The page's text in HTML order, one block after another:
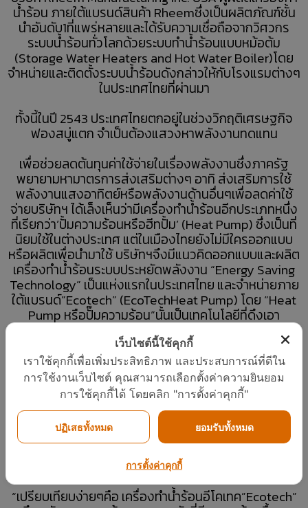
พฤษภาคม
2017
ทีมงานวารสารรักษ์พลังงาน
กระทรวงพลังงาน สัมภาษณ์ผู้
บริหาร J-7 ENGINEERING
23
พบนวัตกรรมประหยัด
SUSTAINABLE ENERGY
WEEK 2017
น้ำร้อน ภายใต้แบรนด์สินค้า Rheemซึ่งเป็นผลิตภัณฑ์ชั้น
นำอันดับ1ที่แพร่หลายและได้รับความเชื่อถือจากวิศวกร
ระบบน้ำร้อนทั่วโลกด้วยระบบทำน้ำร้อนแบบหม้อต้ม
(Storage Water Heaters and Hot Water Boiler)โดย
จำหน่ายและติดตั้งระบบน้ำร้อนดังกล่าวให้กับโรงแรมต่างๆ
ในประเทศไทยที่ผ่านมา
ทั้งนี้ในปี 2543 ประเทศไทยตกอยู่ในช่วงวิกฤติเศรษฐกิจ
ฟองสบู่แตก จำเป็นต้องแสวงหาพลังงานทดแทน
เพื่อช่วยลดต้นทุนค่าใช้จ่ายในเรื่องพลังงานซึ่งภาครัฐ
พยายามหามาตรการส่งเสริมต่างๆ อาทิ ส่งเสริมการใช้
พลังงานแสงอาทิตย์หรือพลังงานด้านอื่นๆเพื่อลดค่าใช้
จ่ายบริษัทฯ ได้เล็งเห็นว่ามีเครื่องทำน้ำร้อนอีกประเภทหนึ่ง
ที่เรียกว่า’ปั้มความร้อนหรือฮีทปั้ม’ (Heat Pump) ซึ่งเป็นที่
นิยมใช้ในต่างประเทศ แต่ในเมืองไทยยังไม่มีใครออกแบบ
หรือผลิตเพื่อนำมาใช้ บริษัทฯจึงมีแนวคิดออกแบบและผลิต
เครื่องทำน้ำร้อนระบบประหยัดพลังงาน “Energy Saving
Technology” เป็นแห่งแรกในประเทศไทย และจำหน่ายภาย
ใต้แบรนด์”Ecotech” (EcoTechHeat Pump) โดย “Heat
Pump หรือปั๊มความร้อน”นั้นเป็นเทคโนโลยีที่ดึงเอา
พลังงานความร้อนจากสิ่งแวดล้อมคืออากาศรอบตัวเรา
เรียกว่าRenewable Energy ซึ่งเป็นพลังงานที่ฟรีเหมือน
พลังงานแสงอาทิตย์ด้วยการนำพลังงานความร้อนของ
อากาศมาใช้ประโยชน์เพื่อให้เป็นแหล่งพลังงานป้อนให้
กับHeat Pump เมื่อเรานำเอาความร้อนจากอากาศมาใช้
ผลพลอยได้ของระบบปั๊มความร้อนคือการคืนลมเย็นสูสิ่ง
แวดล้อมทำให้บรรยากาศเย็นลง และไม่มีมลภาวะCO2 ปลด
ปล่อยออกมา ตลอดจนช่วยประหยัดพลังงานและลดต้นทุน
ร้อนไฟฟ้าทั่วไป
“เปรียบเทียบง่ายๆคือ เครื่องทำน้ำร้อนอีโคเทค”Ecotech”
เว็บไซต์นี้ใช้คุกกี้
เราใช้คุกกี้เพื่อเพิ่มประสิทธิภาพ และประสบการณ์ที่ดีใน
การใช้งานเว็บไซต์ คุณสามารถเลือกตั้งค่าความยินยอม
การใช้คุกกี้ได้ โดยคลิก "การตั้งค่าคุกกี้"
ปฏิเสธทั้งหมด ยอมรับทั้งหมด
การตั้งค่าคุกกี้